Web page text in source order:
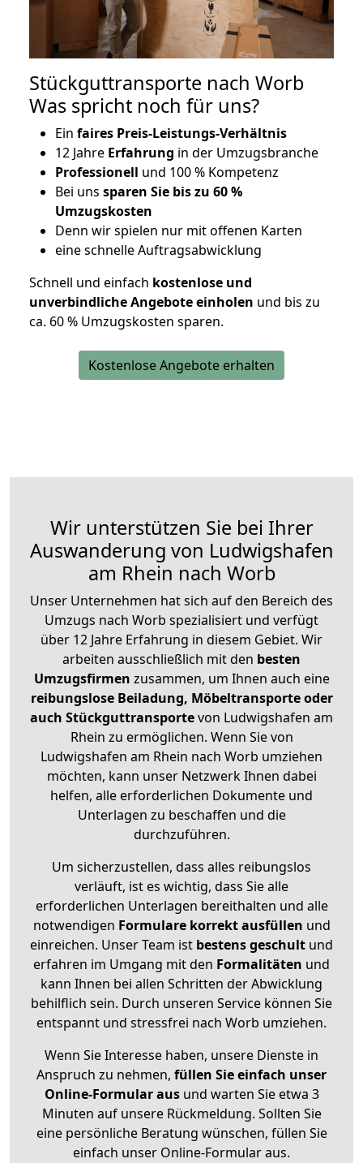
Stückguttransporte nach Worb
Was spricht noch für uns?
Ein faires Preis-Leistungs-Verhältnis
12 Jahre Erfahrung in der Umzugsbranche
Professionell und 100 % Kompetenz
Bei uns sparen Sie bis zu 60 %
Umzugskosten
Denn wir spielen nur mit offenen Karten
eine schnelle Auftragsabwicklung
Schnell und einfach kostenlose und
unverbindliche Angebote einholen und bis zu
ca. 60 % Umzugskosten sparen.
Kostenlose Angebote erhalten
Wir unterstützen Sie bei Ihrer
Auswanderung von Ludwigshafen
am Rhein nach Worb
Unser Unternehmen hat sich auf den Bereich des
Umzugs nach Worb spezialisiert und verfügt
über 12 Jahre Erfahrung in diesem Gebiet. Wir
arbeiten ausschließlich mit den besten
Umzugsfirmen zusammen, um Ihnen auch eine
reibungslose Beiladung, Möbeltransporte oder
auch Stückguttransportevon Ludwigshafen am
Rhein zu ermöglichen. Wenn Sie von
Ludwigshafen am Rhein nach Worb umziehen
möchten, kann unser Netzwerk Ihnen dabei
helfen, alle erforderlichen Dokumente und
Unterlagen zu beschaffen und die
durchzuführen.
Um sicherzustellen, dass alles reibungslos
verläuft, ist es wichtig, dass Sie alle
erforderlichen Unterlagen bereithalten und alle
notwendigen Formulare korrekt ausfüllen und
einreichen. Unser Team ist bestens geschult und
erfahren im Umgang mit den Formalitäten und
kann Ihnen bei allen Schritten der Abwicklung
behilflich sein. Durch unseren Service können Sie
entspannt und stressfrei nach Worb umziehen.
Wenn Sie Interesse haben, unsere Dienste in
Anspruch zu nehmen, füllen Sie einfach unser
Online-Formular ausund warten Sie etwa 3
Minuten auf unsere Rückmeldung. Sollten Sie
eine persönliche Beratung wünschen, füllen Sie
einfach unser Online-Formular aus.